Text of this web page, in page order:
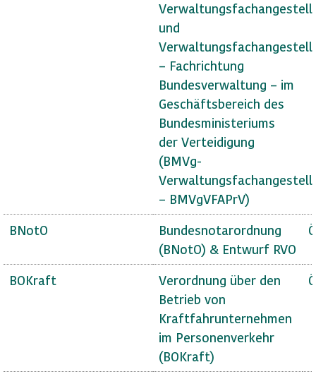
und
– Fachrichtung
Bundesverwaltung – im
Geschäftsbereich des
Bundesministeriums
der Verteidigung
(BMVg-
– BMVgVFAPrV)
BNotO
Bundesnotarordnung
(BNotO) & Entwurf RVO
BOKraft
Verordnung über den
Betrieb von
Kraftfahrunternehmen
im Personenverkehr
(BOKraft)